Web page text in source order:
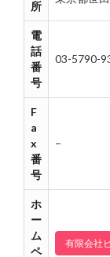
所
電
話
番
号
03-5790-
F
a
x
番
号
−
ホ
ー
ム
ペ
有限会社